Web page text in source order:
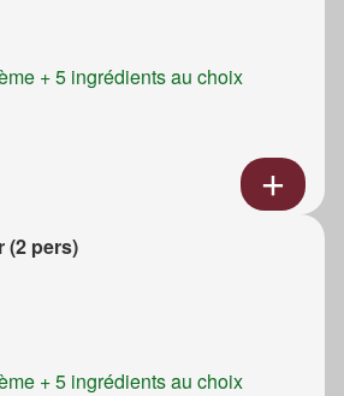
+ 5 ingrédients au choix
(2 pers)
+ 5 ingrédients au choix